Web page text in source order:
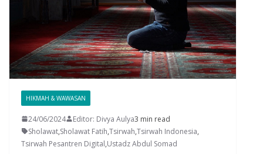
HIKMAH & WAWASAN
24/06/2024 Editor: Divya Aulya3 min read
Sholawat,Sholawat Fatih,Tsirwah,Tsirwah Indonesia,
Tsirwah Pesantren Digital,Ustadz Abdul Somad